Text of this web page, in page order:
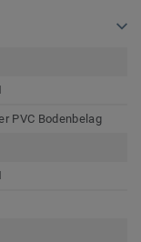
PVC Bodenbelag